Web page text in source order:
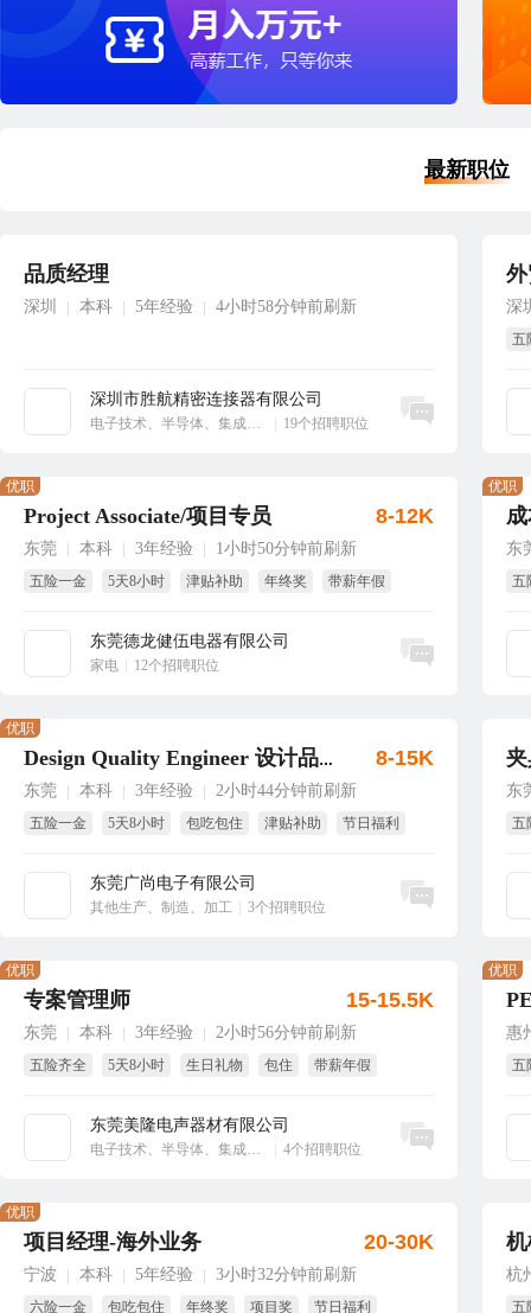
最新职位
品质经理
深圳 本科 5年经验 4小时58分钟前刷新
深圳市胜航精密连接器有限公司
电子技术、半导体、集成电路 19个招聘职位
立即沟通
深
五
Project Associate/项目专员
东莞 本科 3年经验 1小时50分钟前刷新
五险一金 5天8小时 津贴补助 年终奖
带薪年假
东莞德龙健伍电器有限公司
家电 12个招聘职位
优职
8-12K
立即沟通
东
五
优职
Design Quality Engineer 设计品质工程师
东莞 本科 3年经验 2小时44分钟前刷新
五险一金 5天8小时 包吃包住 津贴补助
节日福利
东莞广尚电子有限公司
其他生产、制造、加工 3个招聘职位
优职
8-15K
立即沟通
东
五
专案管理师
东莞 本科 3年经验 2小时56分钟前刷新
五险齐全 5天8小时 生日礼物 包住 带薪年假
东莞美隆电声器材有限公司
电子技术、半导体、集成电路 4个招聘职位
优职
15-15.5K
立即沟通
惠
五
优职
项目经理-海外业务
宁波 本科 5年经验 3小时32分钟前刷新
六险一金 包吃包住 年终奖 项目奖
节日福利
优职
20-30K
杭
五